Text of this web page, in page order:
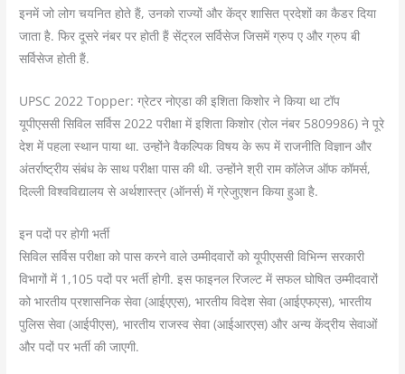
इनमें जो लोग चयनित होते हैं, उनको राज्यों और केंद्र शासित प्रदेशों का कैडर दिया
जाता है. फ‍िर दूसरे नंबर पर होती हैं सेंट्रल सर्विसेज जिसमें ग्रुप ए और ग्रुप बी
सर्विसेज होती हैं.
UPSC 2022 Topper: ग्रेटर नोएडा की इशिता किशोर ने किया था टॉप
यूपीएससी सिविल सर्विस 2022 परीक्षा में इशिता किशोर (रोल नंबर 5809986) ने पूरे
देश में पहला स्थान पाया था. उन्होंने वैकल्पिक विषय के रूप में राजनीति विज्ञान और
अंतर्राष्ट्रीय संबंध के साथ परीक्षा पास की थी. उन्होंने श्री राम कॉलेज ऑफ कॉमर्स,
दिल्ली विश्वविद्यालय से अर्थशास्त्र (ऑनर्स) में ग्रेजुएशन किया हुआ है.
इन पदों पर होगी भर्ती
सिविल सर्विस परीक्षा को पास करने वाले उम्मीदवारों को यूपीएससी विभिन्न सरकारी
विभागों में 1,105 पदों पर भर्ती होगी. इस फाइनल रिजल्ट में सफल घोषित उम्मीदवारों
को भारतीय प्रशासनिक सेवा (आईएएस), भारतीय विदेश सेवा (आईएफएस), भारतीय
पुलिस सेवा (आईपीएस), भारतीय राजस्व सेवा (आईआरएस) और अन्य केंद्रीय सेवाओं
और पदों पर भर्ती की जाएगी.